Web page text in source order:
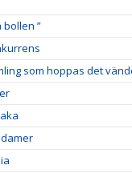
bollen ”
som hoppas det